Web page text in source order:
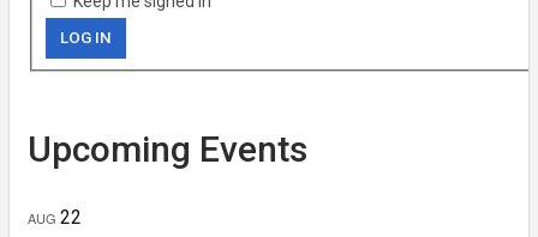
LOG IN
Upcoming Events
AUG 22